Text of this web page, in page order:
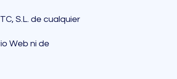
S.L. de cualquier
Web ni de